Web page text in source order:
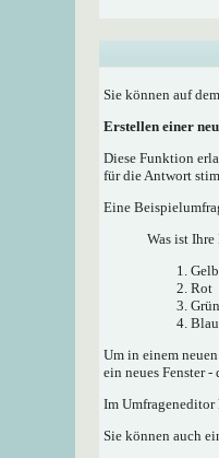
Sie können auf
Erstellen einer
Diese Funktion
für die Antwort
Eine
Was ist
Gelb
Rot
Grün
Blau
Um in einem
ein neues Fenster
Im Umfrageneditor
Sie können auch